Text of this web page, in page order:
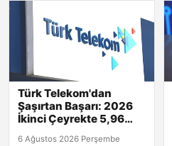
Türk Telekom'dan
Şaşırtan Başarı: 2026
İkinci Çeyrekte 5,96
6 Ağustos 2026 Perşembe